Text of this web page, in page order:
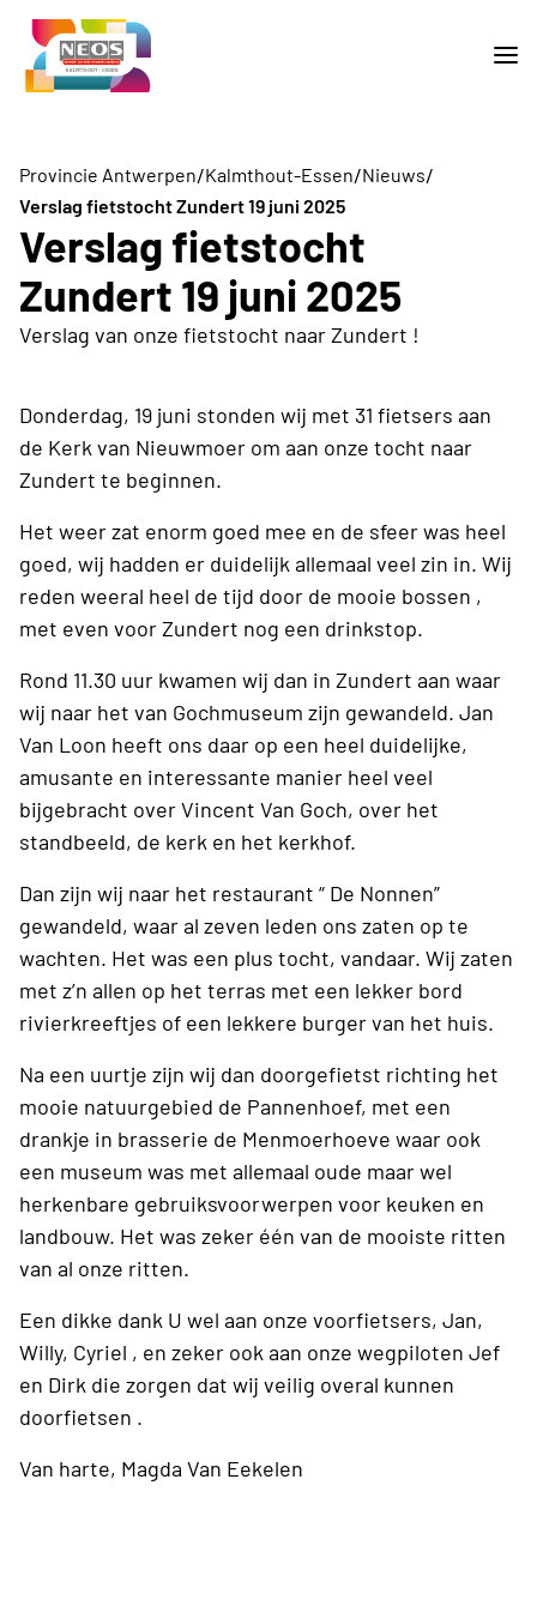
Provincie Antwerpen/Kalmthout-Essen/Nieuws/
Verslag fietstocht Zundert 19 juni 2025
Verslag fietstocht
Zundert 19 juni 2025
Verslag van onze fietstocht naar Zundert !
Donderdag, 19 juni stonden wij met 31 fietsers aan
de Kerk van Nieuwmoer om aan onze tocht naar
Zundert te beginnen.
Het weer zat enorm goed mee en de sfeer was heel
goed, wij hadden er duidelijk allemaal veel zin in. Wij
reden weeral heel de tijd door de mooie bossen ,
met even voor Zundert nog een drinkstop.
Rond 11.30 uur kwamen wij dan in Zundert aan waar
wij naar het van Gochmuseum zijn gewandeld. Jan
Van Loon heeft ons daar op een heel duidelijke,
amusante en interessante manier heel veel
bijgebracht over Vincent Van Goch, over het
standbeeld, de kerk en het kerkhof.
Dan zijn wij naar het restaurant “ De Nonnen”
gewandeld, waar al zeven leden ons zaten op te
wachten. Het was een plus tocht, vandaar. Wij zaten
met z’n allen op het terras met een lekker bord
rivierkreeftjes of een lekkere burger van het huis.
Na een uurtje zijn wij dan doorgefietst richting het
mooie natuurgebied de Pannenhoef, met een
drankje in brasserie de Menmoerhoeve waar ook
een museum was met allemaal oude maar wel
herkenbare gebruiksvoorwerpen voor keuken en
landbouw. Het was zeker één van de mooiste ritten
van al onze ritten.
Een dikke dank U wel aan onze voorfietsers, Jan,
Willy, Cyriel , en zeker ook aan onze wegpiloten Jef
en Dirk die zorgen dat wij veilig overal kunnen
doorfietsen .
Van harte, Magda Van Eekelen